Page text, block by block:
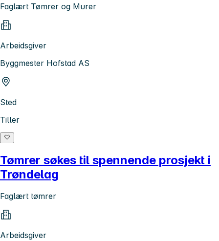
Faglært Tømrer og Murer
Arbeidsgiver
Byggmester Hofstad AS
Sted
Tiller
Tømrer søkes til spennende prosjekt i
Trøndelag
Faglært tømrer
Arbeidsgiver